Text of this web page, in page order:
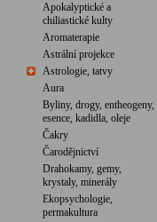
Apokalyptické a
chiliastické kulty
Aromaterapie
Astrální projekce
Astrologie, tatvy
Aura
Byliny, drogy, entheogeny,
esence, kadidla, oleje
Čakry
Čarodějnictví
Drahokamy, gemy,
krystaly, minerály
Ekopsychologie,
permakultura